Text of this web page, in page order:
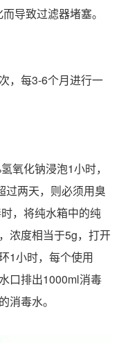
导致过滤器堵塞。
，每3-6个月进行一
氧化钠浸泡1小时，
过两天，则必须用臭
，将纯水箱中的纯
浓度相当于5g，打开
1小时，每个使用
口排出1000ml消毒
消毒水。